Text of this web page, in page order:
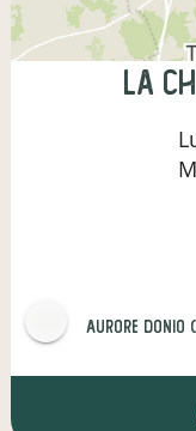
La
aurore donio